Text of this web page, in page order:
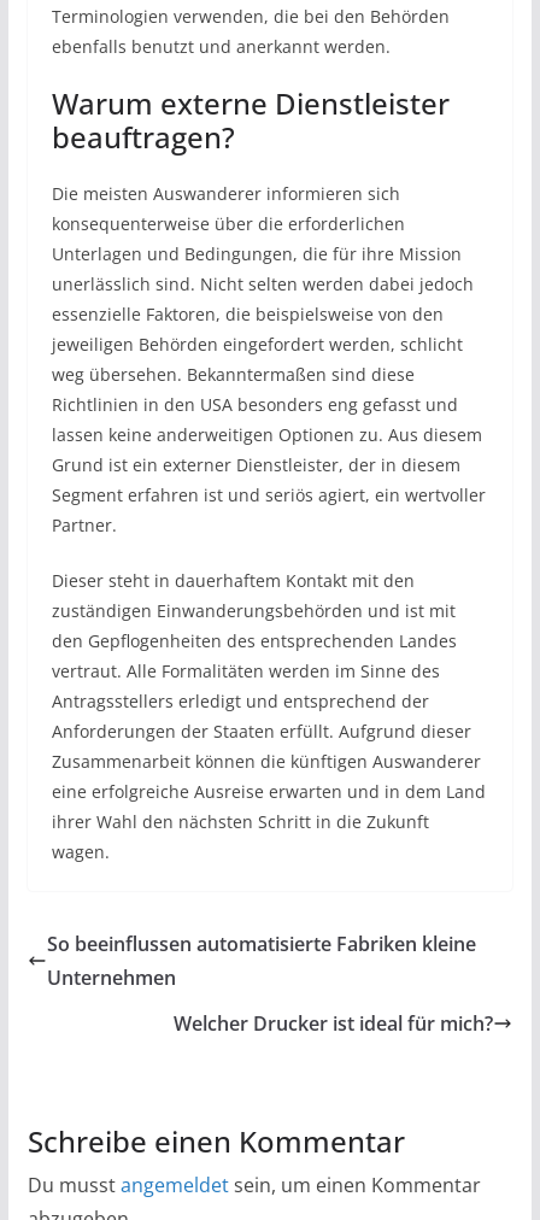
Terminologien verwenden, die bei den Behörden
ebenfalls benutzt und anerkannt werden.
Warum externe Dienstleister
beauftragen?
Die meisten Auswanderer informieren sich
konsequenterweise über die erforderlichen
Unterlagen und Bedingungen, die für ihre Mission
unerlässlich sind. Nicht selten werden dabei jedoch
essenzielle Faktoren, die beispielsweise von den
jeweiligen Behörden eingefordert werden, schlicht
weg übersehen. Bekanntermaßen sind diese
Richtlinien in den USA besonders eng gefasst und
lassen keine anderweitigen Optionen zu. Aus diesem
Grund ist ein externer Dienstleister, der in diesem
Segment erfahren ist und seriös agiert, ein wertvoller
Partner.
Dieser steht in dauerhaftem Kontakt mit den
zuständigen Einwanderungsbehörden und ist mit
den Gepflogenheiten des entsprechenden Landes
vertraut. Alle Formalitäten werden im Sinne des
Antragsstellers erledigt und entsprechend der
Anforderungen der Staaten erfüllt. Aufgrund dieser
Zusammenarbeit können die künftigen Auswanderer
eine erfolgreiche Ausreise erwarten und in dem Land
ihrer Wahl den nächsten Schritt in die Zukunft
wagen.
So beeinflussen automatisierte Fabriken kleine
Unternehmen
Welcher Drucker ist ideal für mich?
Schreibe einen Kommentar
Du musstangemeldetsein, um einen Kommentar